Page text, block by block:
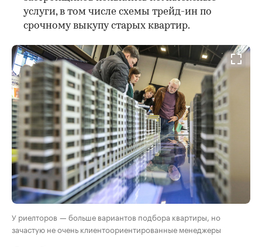
услуги, в том числе схемы трейд-ин по
срочному выкупу старых квартир.
У риелторов — больше вариантов подбора квартиры, но
зачастую не очень клиентоориентированные менеджеры